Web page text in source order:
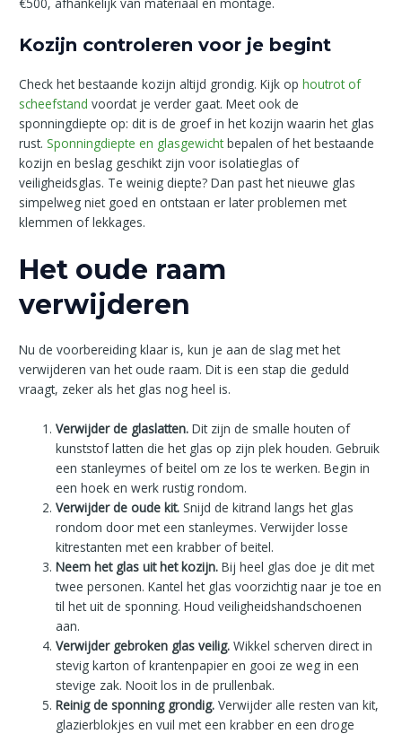
Kozijn controleren voor je begint
Check het bestaande kozijn altijd grondig. Kijk ophoutrot of
scheefstand voordat je verder gaat. Meet ook de
sponningdiepte op: dit is de groef in het kozijn waarin het glas
rust.Sponningdiepte en glasgewichtbepalen of het bestaande
kozijn en beslag geschikt zijn voor isolatieglas of
veiligheidsglas. Te weinig diepte? Dan past het nieuwe glas
simpelweg niet goed en ontstaan er later problemen met
klemmen of lekkages.
Het oude raam
verwijderen
Nu de voorbereiding klaar is, kun je aan de slag met het
verwijderen van het oude raam. Dit is een stap die geduld
vraagt, zeker als het glas nog heel is.
Verwijder de glaslatten. Dit zijn de smalle houten of
kunststof latten die het glas op zijn plek houden. Gebruik
een stanleymes of beitel om ze los te werken. Begin in
een hoek en werk rustig rondom.
Verwijder de oude kit. Snijd de kitrand langs het glas
rondom door met een stanleymes. Verwijder losse
kitrestanten met een krabber of beitel.
Neem het glas uit het kozijn. Bij heel glas doe je dit met
twee personen. Kantel het glas voorzichtig naar je toe en
til het uit de sponning. Houd veiligheidshandschoenen
aan.
Verwijder gebroken glas veilig. Wikkel scherven direct in
stevig karton of krantenpapier en gooi ze weg in een
stevige zak. Nooit los in de prullenbak.
Reinig de sponning grondig. Verwijder alle resten van kit,
glazierblokjes en vuil met een krabber en een droge